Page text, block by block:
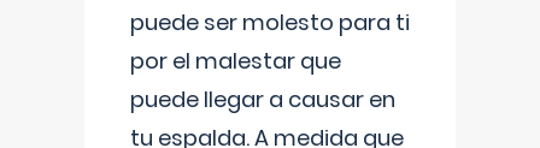
puede ser molesto para ti
por el malestar que
puede llegar a causar en
tu espalda. A medida que